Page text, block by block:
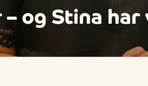
– og Stina